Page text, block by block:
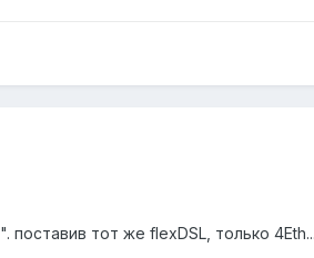
тот же flexDSL, только 4Eth...